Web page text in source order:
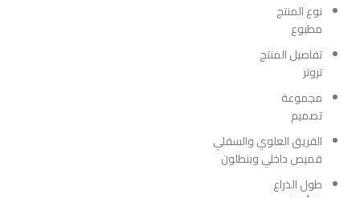
نوع المنتج
مطبوع
تفاصيل المنتج
تروتر
مجموعة
تصميم
الفريق العلوي والسفلي
قميص داخلي وبنطلون
طول الذراع